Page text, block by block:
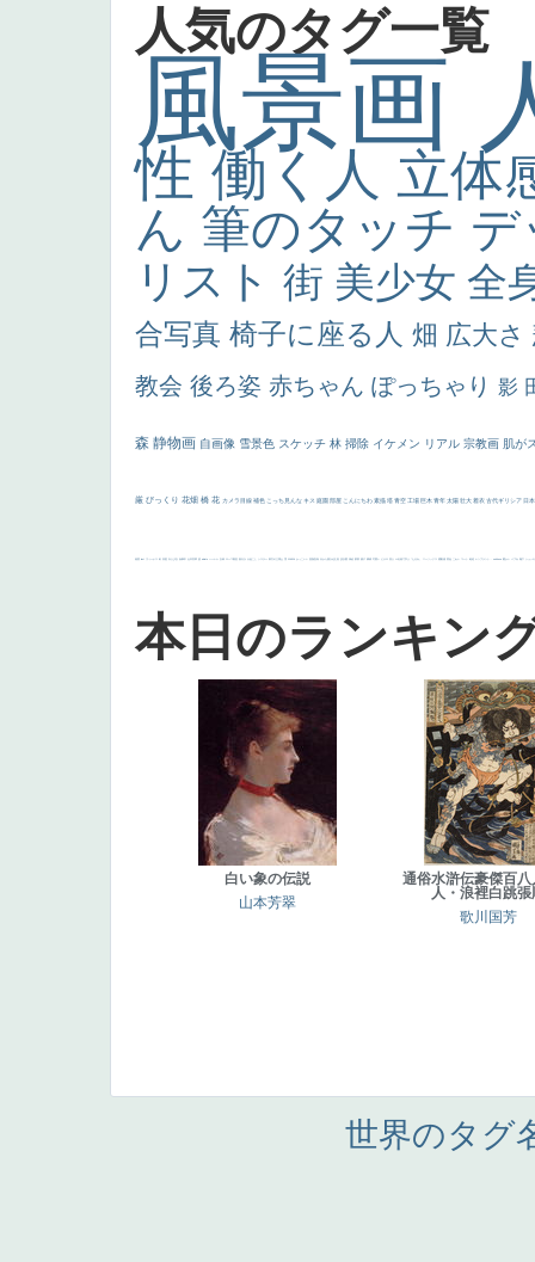
人気のタグ一覧
風景画
性 働く人 立体
ん 筆のタッチ
リスト 街 美少女 全
合写真 椅子に座る人 畑 広大さ
教会 後ろ姿 赤ちゃん ぽっちゃり 影
森 静物画 自画像 雪景色 スケッチ 林 掃除 イケメン リアル 宗教画 肌が
厳 びっくり 花畑 橋 花 カメラ目線 補色 こっち見んな キス 庭園 部屋 こんにちわ 素描 塔 青空 工場 巨木 青年 太陽 壮大 着衣 古代ギリシア 日
画質 last ヴィーナス 剣 白人少女 食事中 山本芳翠 麦 alciato ハーレム 女神 ローマ教皇 奥行き 火起こし シスター 東方の三博士 114514 かっこいい 受胎告知 天から覗き込む顔 設計図 挿絵 群衆 親子 裸婦 可愛い ピサロ ＃名画で学ぶ「たるみ」 ニーソックス 躍動感 黄色 こわい コート 畦道 レンブラント・ sekkusu 暖かい バブみ 靴下 ショッ
本日のランキン
白い象の伝説
山本芳翠
通俗水滸伝豪傑百八
人・浪裡白跳張
歌川国芳
世界のタグ